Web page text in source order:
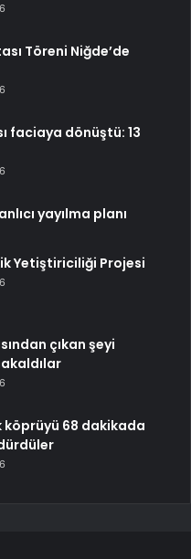
Töreni Niğde’de
faciaya dönüştü: 13
yayılma planı
Yetiştiriciliği Projesi
çıkan şeyi
köprüyü 68 dakikada